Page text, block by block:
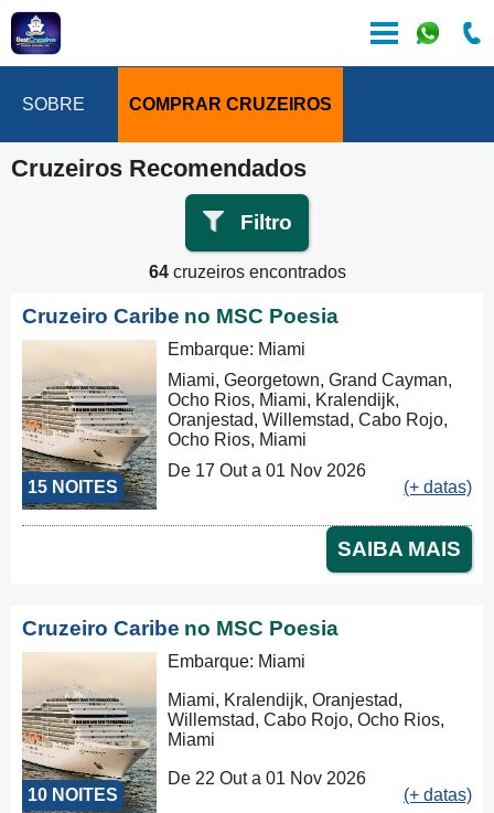
SOBRE COMPRAR CRUZEIROS
Cruzeiros Recomendados
Filtro
64cruzeiros encontrados
Cruzeiro Caribe no MSC Poesia
15 NOITES
Embarque: Miami
Miami, Georgetown, Grand Cayman,
Ocho Rios, Miami, Kralendijk,
Oranjestad, Willemstad, Cabo Rojo,
Ocho Rios, Miami
De 17 Out a 01 Nov 2026
(+ datas)
SAIBA MAIS
Cruzeiro Caribe no MSC Poesia
10 NOITES
Embarque: Miami
Miami, Kralendijk, Oranjestad,
Willemstad, Cabo Rojo, Ocho Rios,
Miami
De 22 Out a 01 Nov 2026
(+ datas)